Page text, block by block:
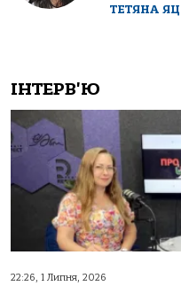
ТЕТЯНА
ІНТЕРВ'Ю
22:26, 1 Липня, 2026